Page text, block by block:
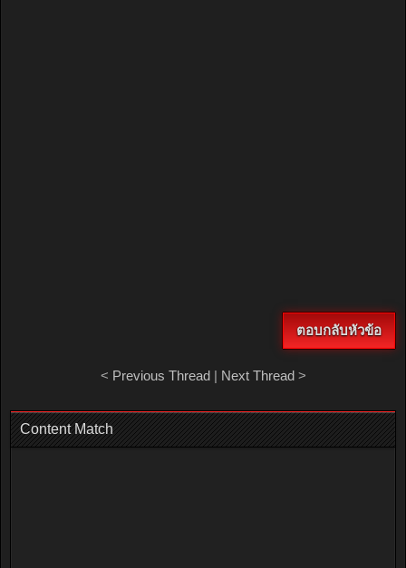
ตอบกลับหัวข้อ
< Previous Thread| Next Thread>
Content Match